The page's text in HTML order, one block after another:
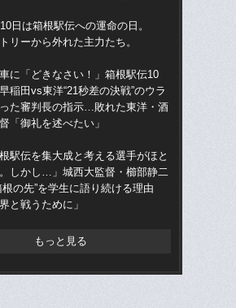
日は箱根駅伝への運命の日。
リーから外れた主力たち。
に「どきなさい！」箱根駅伝10
稲田vs東洋“21秒差の決戦”のウラ
た審判長の指示…敗れた東洋・酒
「御礼を述べたい」
根駅伝を集大成と考える選手がほと
しかし…」城西大監督・櫛部静二
根の先”を学生に語り続ける理由
界と戦うために」
もっと見る